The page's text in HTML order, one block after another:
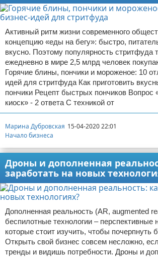
Активный ритм жизни современного
концепцию «еды на бегу»: быстро,
вкусно. Поэтому популярность стритфуда
ежедневно в мире 2,5 млрд человек
Горячие блины, пончики и мороженое: 10
идей для стритфуда Как приготовить
пончики Рецепт быстрых пончиков Вопрос
киоск» - 2 ответа С техникой от
Марина Дубровская 15-04-2020 22:01
Начало бизнеса
Дроны и дополненная
заработать на новых
Дополненная реальность (AR, augmented
беспилотные технологии – перспективные
которые стоит изучить, чтобы почерпнуть
Открыть свой бизнес совсем несложно,
тренды и видишь потребности. Дроны и